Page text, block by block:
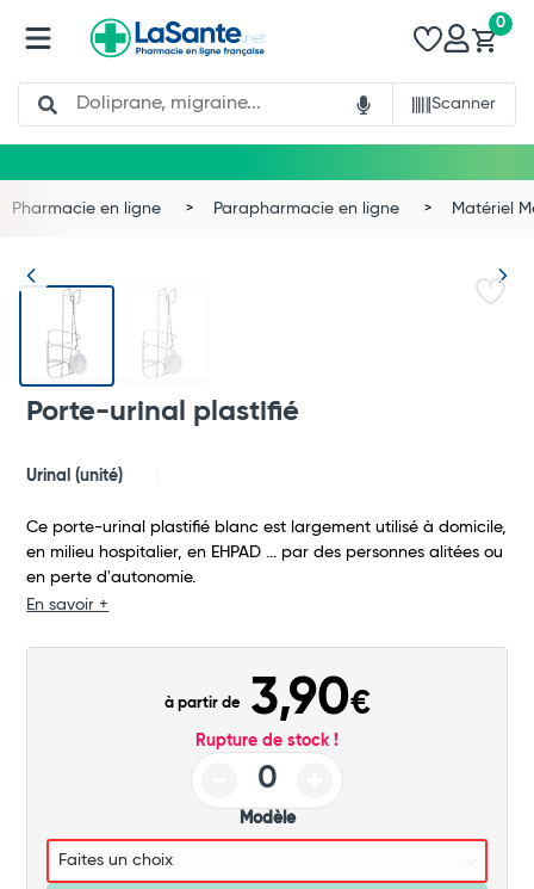
Search
Scanner
0
Commander
Pharmacie en ligne Parapharmacie en ligne Matériel
Porte-urinal plastifié
Urinal (unité)
Ce porte-urinal plastifié blanc est largement utilisé à domicile,
en milieu hospitalier, en EHPAD ... par des personnes alitées ou
en perte d'autonomie.
En savoir +
à partir de 3,90€
Rupture de stock !
Modèle